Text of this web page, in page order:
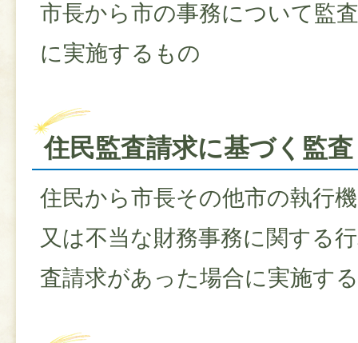
市長から市の事務について監
に実施するもの
住民監査請求に基づく監
住民から市長その他市の執行
又は不当な財務事務に関する
査請求があった場合に実施す